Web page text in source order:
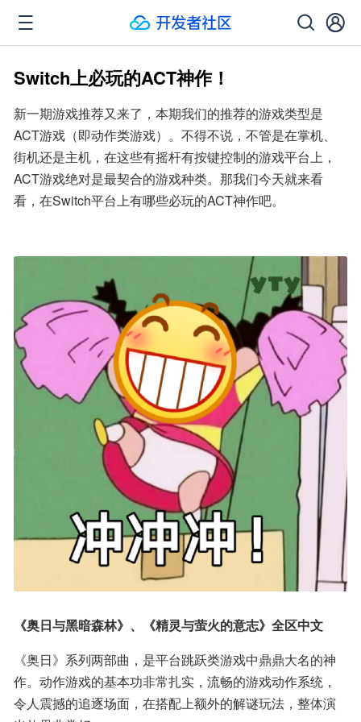
Switch上必玩的ACT神作！
新一期游戏推荐又来了，本期我们的推荐的游戏类型是
ACT游戏（即动作类游戏）。不得不说，不管是在掌机、
街机还是主机，在这些有摇杆有按键控制的游戏平台上，
ACT游戏绝对是最契合的游戏种类。那我们今天就来看
看，在Switch平台上有哪些必玩的ACT神作吧。
《奥日与黑暗森林》、《精灵与萤火的意志》全区中文
《奥日》系列两部曲，是平台跳跃类游戏中鼎鼎大名的神
作。动作游戏的基本功非常扎实，流畅的游戏动作系统，
令人震撼的追逐场面，在搭配上额外的解谜玩法，整体演